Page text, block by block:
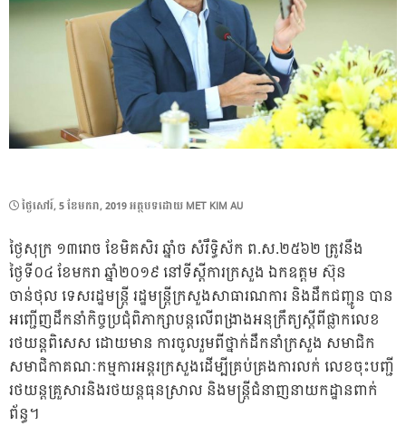
POSTED
ថ្ងៃ​សៅរ៍, 5 ខែ​មករា, 2019អត្ថបទដោយ MET KIM AU
ថ្ងៃសុក្រ ១៣រោច ខែមិគសិរ ឆ្នាំច សំរឹទ្ធិស័ក ព.ស.២៥៦២ ត្រូវនឹង
ថ្ងៃទី០៤ ខែមករា ឆ្នាំ២០១៩ នៅទីស្តីការក្រសួង ឯកឧត្តម ស៊ុន
ចាន់ថុល ទេសរដ្ឋមន្ត្រី រដ្ឋមន្ត្រីក្រសួងសាធារណការ និងដឹកជញ្ជូន បាន
អញ្ជើញដឹកនាំកិច្ចប្រជុំពិភាក្សាបន្តលើពង្រាងអនុក្រឹត្យស្តីពីផ្លាកលេខ
រថយន្តពិសេស ដោយមាន ការចូលរួមពីថ្នាក់ដឹកនាំក្រសួង សមាជិក
សមាជិកាគណៈកម្មការអន្តរក្រសួងដើម្បីគ្រប់គ្រងការលក់ លេខចុះបញ្ជី
រថយន្តគ្រួសារនិងរថយន្តធុនស្រាល និងមន្ត្រីជំនាញនាយកដ្ឋានពាក់
ព័ន្ធ។